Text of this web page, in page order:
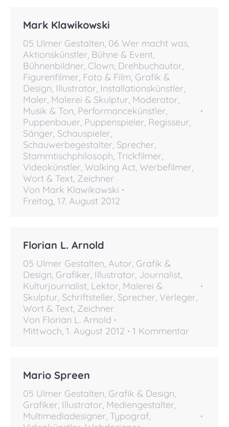
Mark Klawikowski
05 Ulmer Gestalten, 06 Wer macht was,
Aktionskünstler, Bühne & Event,
Bühnenbildner, Clown, Drehbuchautor,
Figurenfilmer, Foto & Film, Grafik &
Design, Illustrator, Installationskünstler,
Maler, Malerei & Skulptur, Moderator,
Musik & Ton, Performancekünstler,
Puppenbauer, Puppenspieler, Regisseur,
Sänger, Schauspieler,
Schauwerbegestalter, Sprecher,
Stammtischphilosoph, Trickfilmer,
Videokünstler, Walking Act, Werbefilmer,
Wort & Text, Zeichner
Von Mark Klawikowski
Freitag, 17. August 2012
Florian L. Arnold
05 Ulmer Gestalten, Autor, Grafik &
Design, Grafiker, Illustrator, Journalist,
Kulturjournalist, Lektor, Malerei &
Skulptur, Schriftsteller, Sprecher, Verleger,
Wort & Text, Zeichner
Von Florian L. Arnold
Mittwoch, 1. August 2012
1 Kommentar
Mario Spreen
05 Ulmer Gestalten, Grafik & Design,
Grafiker, Illustrator, Mediengestalter,
Multimediadesigner, Typograf,